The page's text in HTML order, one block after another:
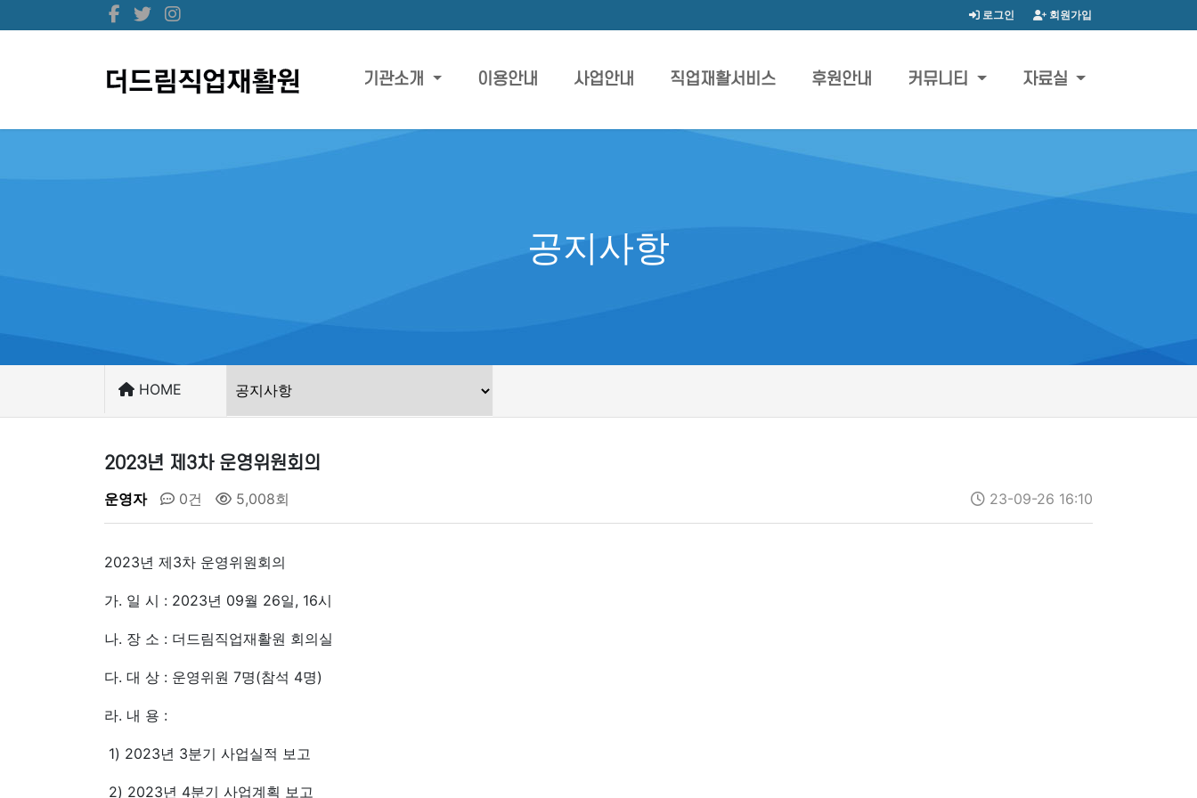
회원가입
로그인
기관소개 이용안내 사업안내 직업재활서비스 후원안내 커뮤니티 자료실
공지사항
HOME
2023년 제3차 운영위원회의
운영자 0건 5,008회 23-09-26 16:10
2023년 제3차 운영위원회의
가. 일 시 : 2023년 09월 26일, 16시
나. 장 소 : 더드림직업재활원 회의실
다. 대 상 : 운영위원 7명(참석 4명)
라. 내 용 :
1) 2023년 3분기 사업실적 보고
2) 2023년 4분기 사업계획 보고